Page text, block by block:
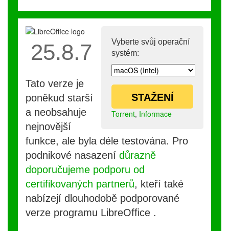
Vyberte svůj operační
systém:
STAŽENÍ
Torrent, Informace
25.8.7
Tato verze je
poněkud starší
a neobsahuje
nejnovější
funkce, ale byla déle testována. Pro
podnikové nasazení důrazně
doporučujeme podporu od
certifikovaných partnerů, kteří také
nabízejí dlouhodobě podporované
verze programu LibreOffice .